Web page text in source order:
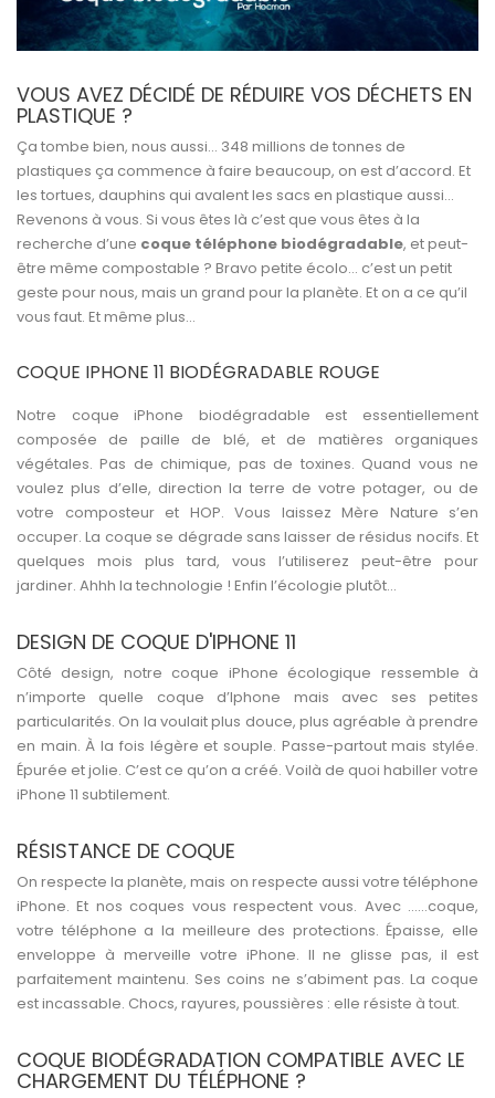
VOUS AVEZ DÉCIDÉ DE RÉDUIRE VOS DÉCHETS EN
PLASTIQUE ?
Ça tombe bien, nous aussi… 348 millions de tonnes de
plastiques ça commence à faire beaucoup, on est d’accord. Et
les tortues, dauphins qui avalent les sacs en plastique aussi…
Revenons à vous. Si vous êtes là c’est que vous êtes à la
recherche d’une coque téléphone biodégradable, et peut-
être même compostable ? Bravo petite écolo… c’est un petit
geste pour nous, mais un grand pour la planète. Et on a ce qu’il
vous faut. Et même plus…
COQUE IPHONE 11 BIODÉGRADABLE ROUGE
Notre coque iPhone biodégradable est essentiellement
composée de paille de blé, et de matières organiques
végétales. Pas de chimique, pas de toxines. Quand vous ne
voulez plus d’elle, direction la terre de votre potager, ou de
votre composteur et HOP. Vous laissez Mère Nature s’en
occuper. La coque se dégrade sans laisser de résidus nocifs. Et
quelques mois plus tard, vous l’utiliserez peut-être pour
jardiner. Ahhh la technologie ! Enfin l’écologie plutôt...
DESIGN DE COQUE D'IPHONE 11
Côté design, notre coque iPhone écologique ressemble à
n’importe quelle coque d’Iphone mais avec ses petites
particularités. On la voulait plus douce, plus agréable à prendre
en main. À la fois légère et souple. Passe-partout mais stylée.
Épurée et jolie. C’est ce qu’on a créé. Voilà de quoi habiller votre
iPhone 11 subtilement.
RÉSISTANCE DE COQUE
On respecte la planète, mais on respecte aussi votre téléphone
iPhone. Et nos coques vous respectent vous. Avec ……coque,
votre téléphone a la meilleure des protections. Épaisse, elle
enveloppe à merveille votre iPhone. Il ne glisse pas, il est
parfaitement maintenu. Ses coins ne s’abiment pas. La coque
est incassable. Chocs, rayures, poussières : elle résiste à tout.
COQUE BIODÉGRADATION COMPATIBLE AVEC LE
CHARGEMENT DU TÉLÉPHONE ?